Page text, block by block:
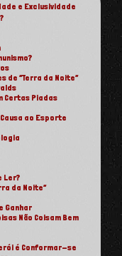
e Exclusividade
de “Terra da Noite”
Certas Piadas
ao Esporte
Ler?
da Noite”
Ganhar
Não Coisam Bem
é Conformar-se